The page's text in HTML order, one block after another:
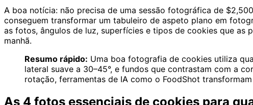
A boa notícia: não precisa de uma sessão fotográfica de
conseguem transformar um tabuleiro de aspeto plano em
as fotos, ângulos de luz, superfícies e tipos de cookies que as
manhã.
Resumo rápido: Uma boa fotografia de cookies utiliza
lateral suave a 30–45°, e fundos que contrastam com a
rotação, ferramentas de IA como o FoodShot
As 4 fotos essenciais de cookies para